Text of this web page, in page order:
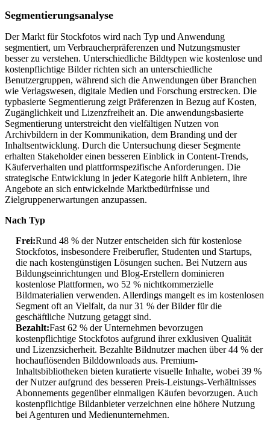
Segmentierungsanalyse
Der Markt für Stockfotos wird nach Typ und Anwendung
segmentiert, um Verbraucherpräferenzen und Nutzungsmuster
besser zu verstehen. Unterschiedliche Bildtypen wie kostenlose und
kostenpflichtige Bilder richten sich an unterschiedliche
Benutzergruppen, während sich die Anwendungen über Branchen
wie Verlagswesen, digitale Medien und Forschung erstrecken. Die
typbasierte Segmentierung zeigt Präferenzen in Bezug auf Kosten,
Zugänglichkeit und Lizenzfreiheit an. Die anwendungsbasierte
Segmentierung unterstreicht den vielfältigen Nutzen von
Archivbildern in der Kommunikation, dem Branding und der
Inhaltsentwicklung. Durch die Untersuchung dieser Segmente
erhalten Stakeholder einen besseren Einblick in Content-Trends,
Käuferverhalten und plattformspezifische Anforderungen. Die
strategische Entwicklung in jeder Kategorie hilft Anbietern, ihre
Angebote an sich entwickelnde Marktbedürfnisse und
Zielgruppenerwartungen anzupassen.
Nach Typ
Frei:Rund 48 % der Nutzer entscheiden sich für kostenlose
Stockfotos, insbesondere Freiberufler, Studenten und Startups,
die nach kostengünstigen Lösungen suchen. Bei Nutzern aus
Bildungseinrichtungen und Blog-Erstellern dominieren
kostenlose Plattformen, wo 52 % nichtkommerzielle
Bildmaterialien verwenden. Allerdings mangelt es im kostenlosen
Segment oft an Vielfalt, da nur 31 % der Bilder für die
geschäftliche Nutzung getaggt sind.
Bezahlt:Fast 62 % der Unternehmen bevorzugen
kostenpflichtige Stockfotos aufgrund ihrer exklusiven Qualität
und Lizenzsicherheit. Bezahlte Bildnutzer machen über 44 % der
hochauflösenden Bilddownloads aus. Premium-
Inhaltsbibliotheken bieten kuratierte visuelle Inhalte, wobei 39 %
der Nutzer aufgrund des besseren Preis-Leistungs-Verhältnisses
Abonnements gegenüber einmaligen Käufen bevorzugen. Auch
kostenpflichtige Bildanbieter verzeichnen eine höhere Nutzung
bei Agenturen und Medienunternehmen.